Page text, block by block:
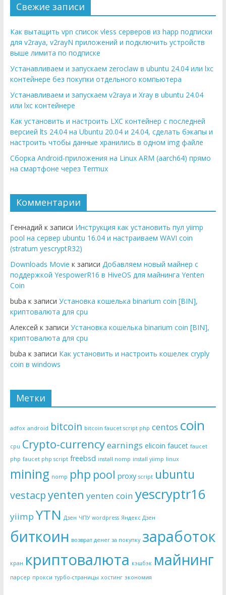
Свежие записи
Как вытащить vpn список vless серверов из happ подписки
для v2raya, v2rayN приложений и подключить устройств
выше лимита по подписке
Устанавливаем и запускаем zeroclaw в ubuntu 24.04 или lxc
контейнере без покупки отдельного компьютера
Устанавливаем и запускаем v2raya и Xray в ubuntu 24.04
или lxc контейнере
Как установить и настроить LXC контейнер с последней
версией lts 24.04 на Ubuntu 20.04 и 24.04, сделать бэкапы и
настроить чтобы данные хранились в одном img файле
Сборка Android-приложения на Linux ARM (aarch64) прямо
на смартфоне через Termux
Комментарии
Геннадий к записи Инструкция как установить пул yiimp
pool на сервер ubuntu 16.04 и настраиваем WAVI coin
(stratum yescryptR32)
Downloads Movie к записи Добавляем новый майнер с
поддержкой YespowerR16 в HiveOS для майнинга Yenten
Coin
buba к записи Установка кошелька binarium coin [BIN],
криптовалюта для cpu
Алексей к записи Установка кошелька binarium coin [BIN],
криптовалюта для cpu
buba к записи Как установить и настроить кошелек cryply
coin в windows
Метки
adfox android bitcoin bitcoin faucet script php centos coin
cpu Crypto-currencyearnings elicoin faucet faucet
php faucet php script freebsd install nomp install yiimp linux
mining nomp php pool proxy script ubuntu
vestacpyenten yenten coin yescryptr16
yiimp YTN Дзен ЧПУ wordpress Яндекс Дзен
биткоин возврат денег за покупку заработок
кран криптовалюта кэшбэк майнинг
парсер прокси турбо-страницы хостинг экономия